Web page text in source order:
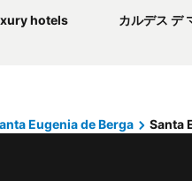
hotels カルデス デ
Eugenia de Berga Santa